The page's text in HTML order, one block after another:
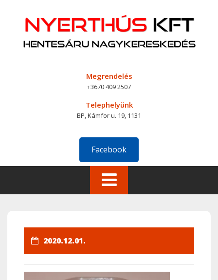
content
Megrendelés
+3670 409 2507
Telephelyünk
BP, Kámfor u. 19, 1131
Facebook
2020.12.01.